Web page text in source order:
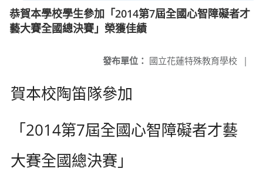
恭賀本學校學生參加「2014第7屆全國心智障礙者才
藝大賽全國總決賽」榮獲佳績
發布單位： 國立花蓮特殊教育學校 |
賀本校陶笛隊參加
「2014第7屆全國心智障礙者才藝
大賽全國總決賽」